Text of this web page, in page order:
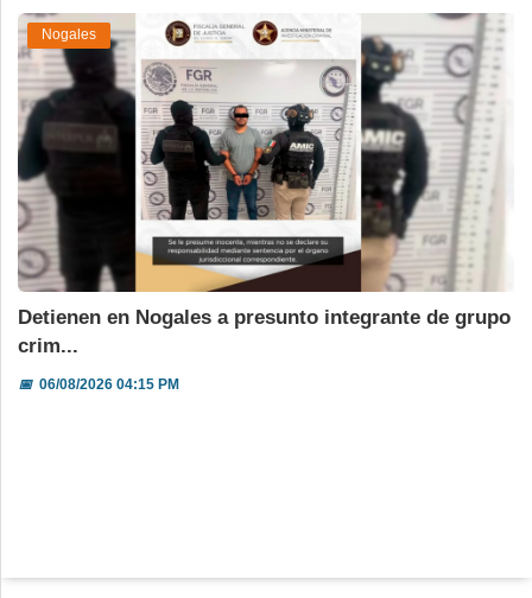
Nogales
Detienen en Nogales a presunto integrante de grupo
crim...
📅06/08/2026 04:15 PM